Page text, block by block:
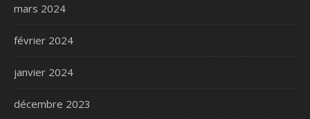
mars 2024
février 2024
janvier 2024
décembre 2023